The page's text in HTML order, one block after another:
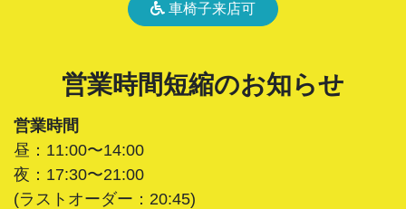
車椅子来店可
営業時間短縮のお知らせ
営業時間
昼：11:00〜14:00
夜：17:30〜21:00
(ラストオーダー：20:45)